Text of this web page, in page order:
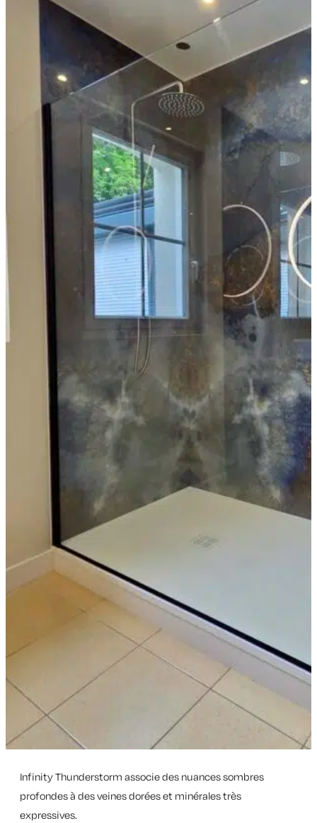
Infinity Thunderstorm associe des nuances sombres
profondes à des veines dorées et minérales très
expressives.